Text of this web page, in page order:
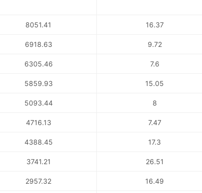
8051.41 16.37
6918.63 9.72
6305.46 7.6
5859.93 15.05
5093.44 8
4716.13 7.47
4388.45 17.3
3741.21 26.51
2957.32 16.49